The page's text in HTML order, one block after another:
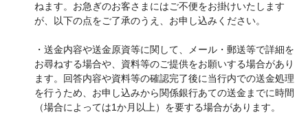
ねます。お急ぎのお客さまにはご不便をお掛けいたします
が、以下の点をご了承のうえ、お申し込みください。
・送金内容や送金原資等に関して、メール・郵送等で詳細を
お尋ねする場合や、資料等のご提供をお願いする場合があり
ます。回答内容や資料等の確認完了後に当行内での送金処理
を行うため、お申し込みから関係銀行あての送金までに時間
（場合によっては1か月以上）を要する場合があります。